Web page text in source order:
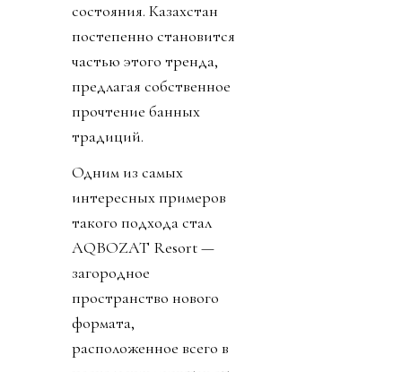
состояния. Казахстан
постепенно становится
частью этого тренда,
предлагая собственное
прочтение банных
традиций.
Одним из самых
интересных примеров
такого подхода стал
AQBOZAT Resort —
загородное
пространство нового
формата,
расположенное всего в